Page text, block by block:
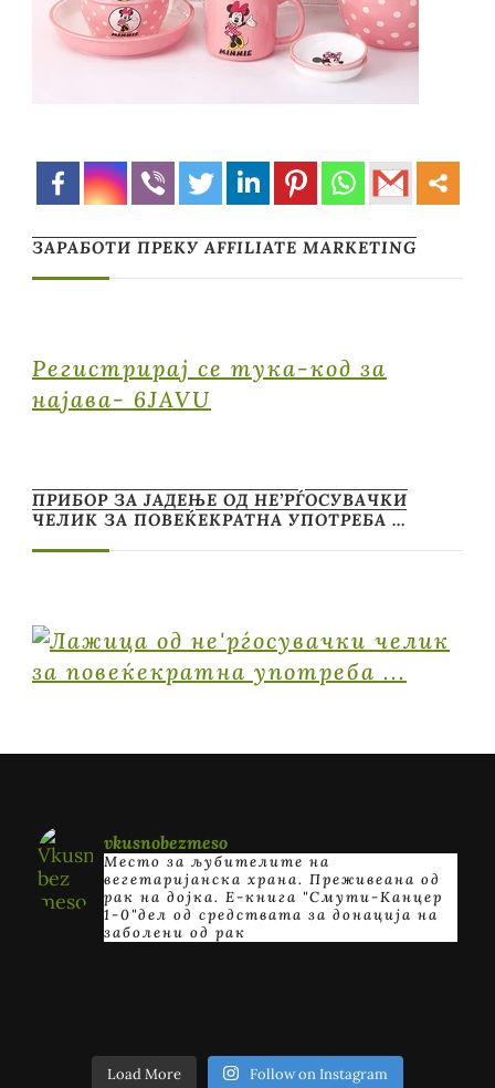
ЗАРАБОТИ ПРЕКУ AFFILIATE MARKETING
Регистрирај се тука-код за
најава- 6JAVU
ПРИБОР ЗА ЈАДЕЊЕ ОД НЕ’РЃОСУВАЧКИ
ЧЕЛИК ЗА ПОВЕЌЕКРАТНА УПОТРЕБА …
vkusnobezmeso
Место за љубителите на
вегетаријанска храна. Преживеана од
рак на дојка. E-книга "Смути-Канцер
1-0"дел од средствата за донација на
заболени од рак
Load More Follow on Instagram